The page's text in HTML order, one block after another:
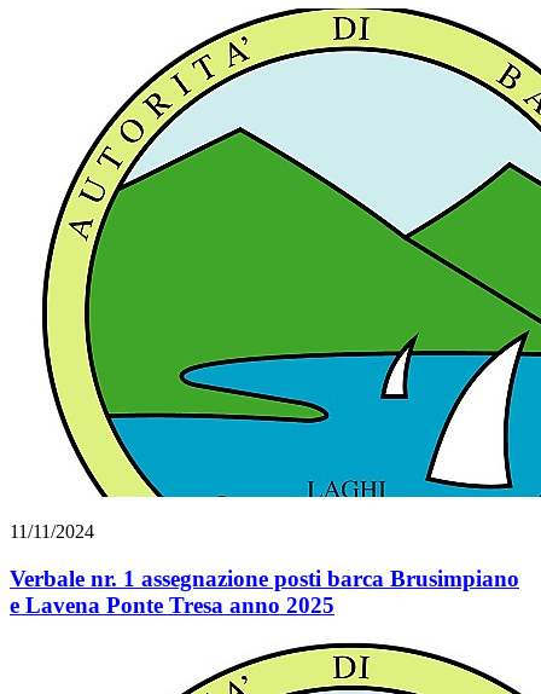
11/11/2024
Verbale nr. 1 assegnazione posti barca Brusimpiano
e Lavena Ponte Tresa anno 2025